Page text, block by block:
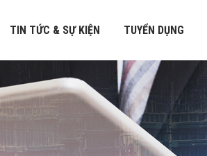
TIN TỨC & SỰ KIỆN TUYỂN DỤNG